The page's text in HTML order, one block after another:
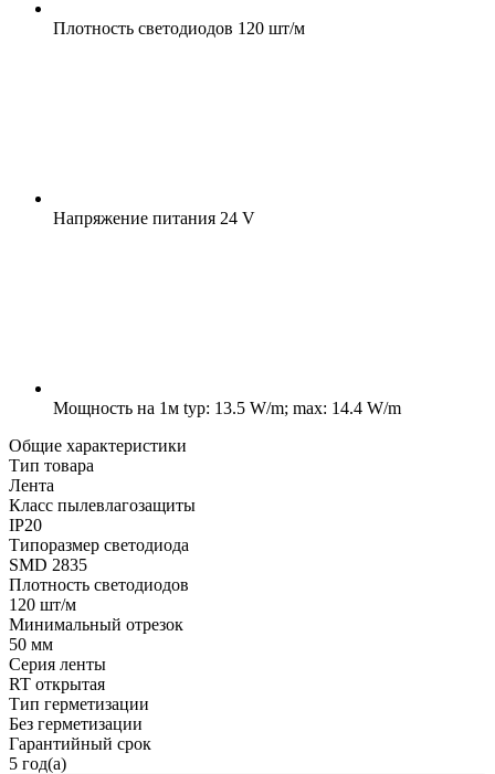
Плотность светодиодов 120 шт/м
Напряжение питания 24 V
Мощность на 1м typ: 13.5 W/m; max: 14.4 W/m
Общие характеристики
Тип товара
Лента
Класс пылевлагозащиты
IP20
Типоразмер светодиода
SMD 2835
Плотность светодиодов
120 шт/м
Минимальный отрезок
50 мм
Серия ленты
RT открытая
Тип герметизации
Без герметизации
Гарантийный срок
5 год(а)